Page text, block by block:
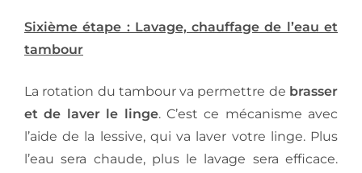
Sixième étape : Lavage, chauffage de l’eau et
tambour
La rotation du tambour va permettre de brasser
et de laver le linge. C’est ce mécanisme avec
l’aide de la lessive, qui va laver votre linge. Plus
l’eau sera chaude, plus le lavage sera efficace.